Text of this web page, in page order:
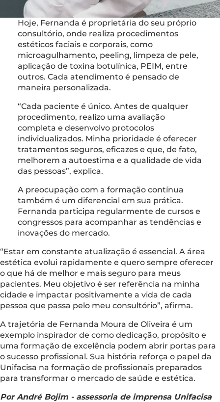
Hoje, Fernanda é proprietária do seu próprio
consultório, onde realiza procedimentos
estéticos faciais e corporais, como
microagulhamento, peeling, limpeza de pele,
aplicação de toxina botulínica, PEIM, entre
outros. Cada atendimento é pensado de
maneira personalizada.
“Cada paciente é único. Antes de qualquer
procedimento, realizo uma avaliação
completa e desenvolvo protocolos
individualizados. Minha prioridade é oferecer
tratamentos seguros, eficazes e que, de fato,
melhorem a autoestima e a qualidade de vida
das pessoas”, explica.
A preocupação com a formação contínua
também é um diferencial em sua prática.
Fernanda participa regularmente de cursos e
congressos para acompanhar as tendências e
inovações do mercado.
“Estar em constante atualização é essencial. A área
estética evolui rapidamente e quero sempre oferecer
o que há de melhor e mais seguro para meus
pacientes. Meu objetivo é ser referência na minha
cidade e impactar positivamente a vida de cada
pessoa que passa pelo meu consultório”, afirma.
A trajetória de Fernanda Moura de Oliveira é um
exemplo inspirador de como dedicação, propósito e
uma formação de excelência podem abrir portas para
o sucesso profissional. Sua história reforça o papel da
Unifacisa na formação de profissionais preparados
para transformar o mercado de saúde e estética.
Por André Bojim - assessoria de imprensa Unifacisa